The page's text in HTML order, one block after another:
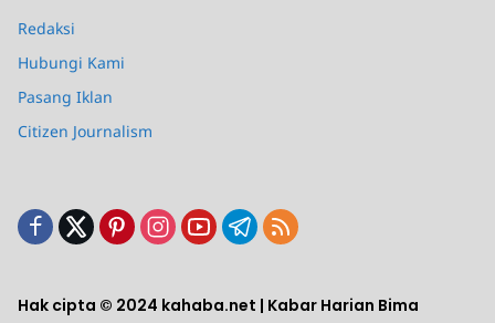
Redaksi
Hubungi Kami
Pasang Iklan
Citizen Journalism
Hak cipta © 2024 kahaba.net | Kabar Harian Bima